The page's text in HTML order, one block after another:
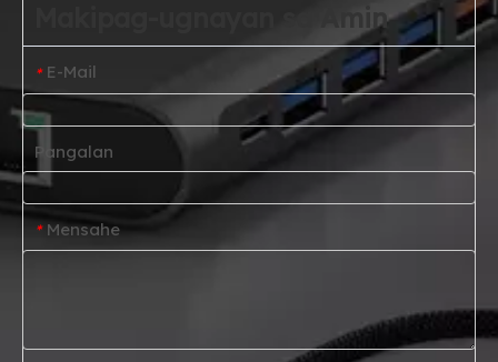
Makipag-ugnayan sa Amin
* E-Mail
Pangalan
* Mensahe